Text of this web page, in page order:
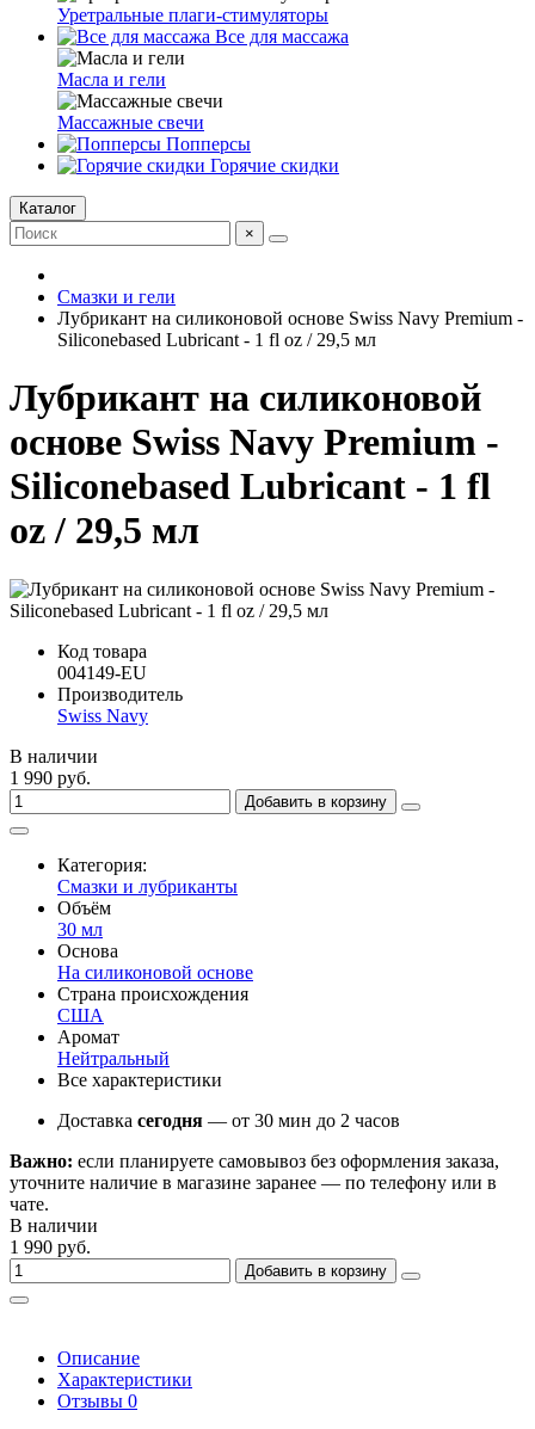
Уретральные плаги-стимуляторы
Все для массажа
Масла и гели
Массажные свечи
Попперсы
Горячие скидки
Каталог
×
Смазки и гели
Лубрикант на силиконовой основе Swiss Navy Premium -
Siliconebased Lubricant - 1 fl oz / 29,5 мл
Лубрикант на силиконовой
основе Swiss Navy Premium -
Siliconebased Lubricant - 1 fl
oz / 29,5 мл
Код товара
004149-EU
Производитель
Swiss Navy
В наличии
1 990 руб.
Добавить в корзину
Категория:
Смазки и лубриканты
Объём
30 мл
Основа
На силиконовой основе
Страна происхождения
США
Аромат
Нейтральный
Все характеристики
Доставка сегодня — от 30 мин до 2 часов
Важно: если планируете самовывоз без оформления заказа,
уточните наличие в магазине заранее — по телефону или в
чате.
В наличии
1 990 руб.
Добавить в корзину
Описание
Характеристики
Отзывы 0